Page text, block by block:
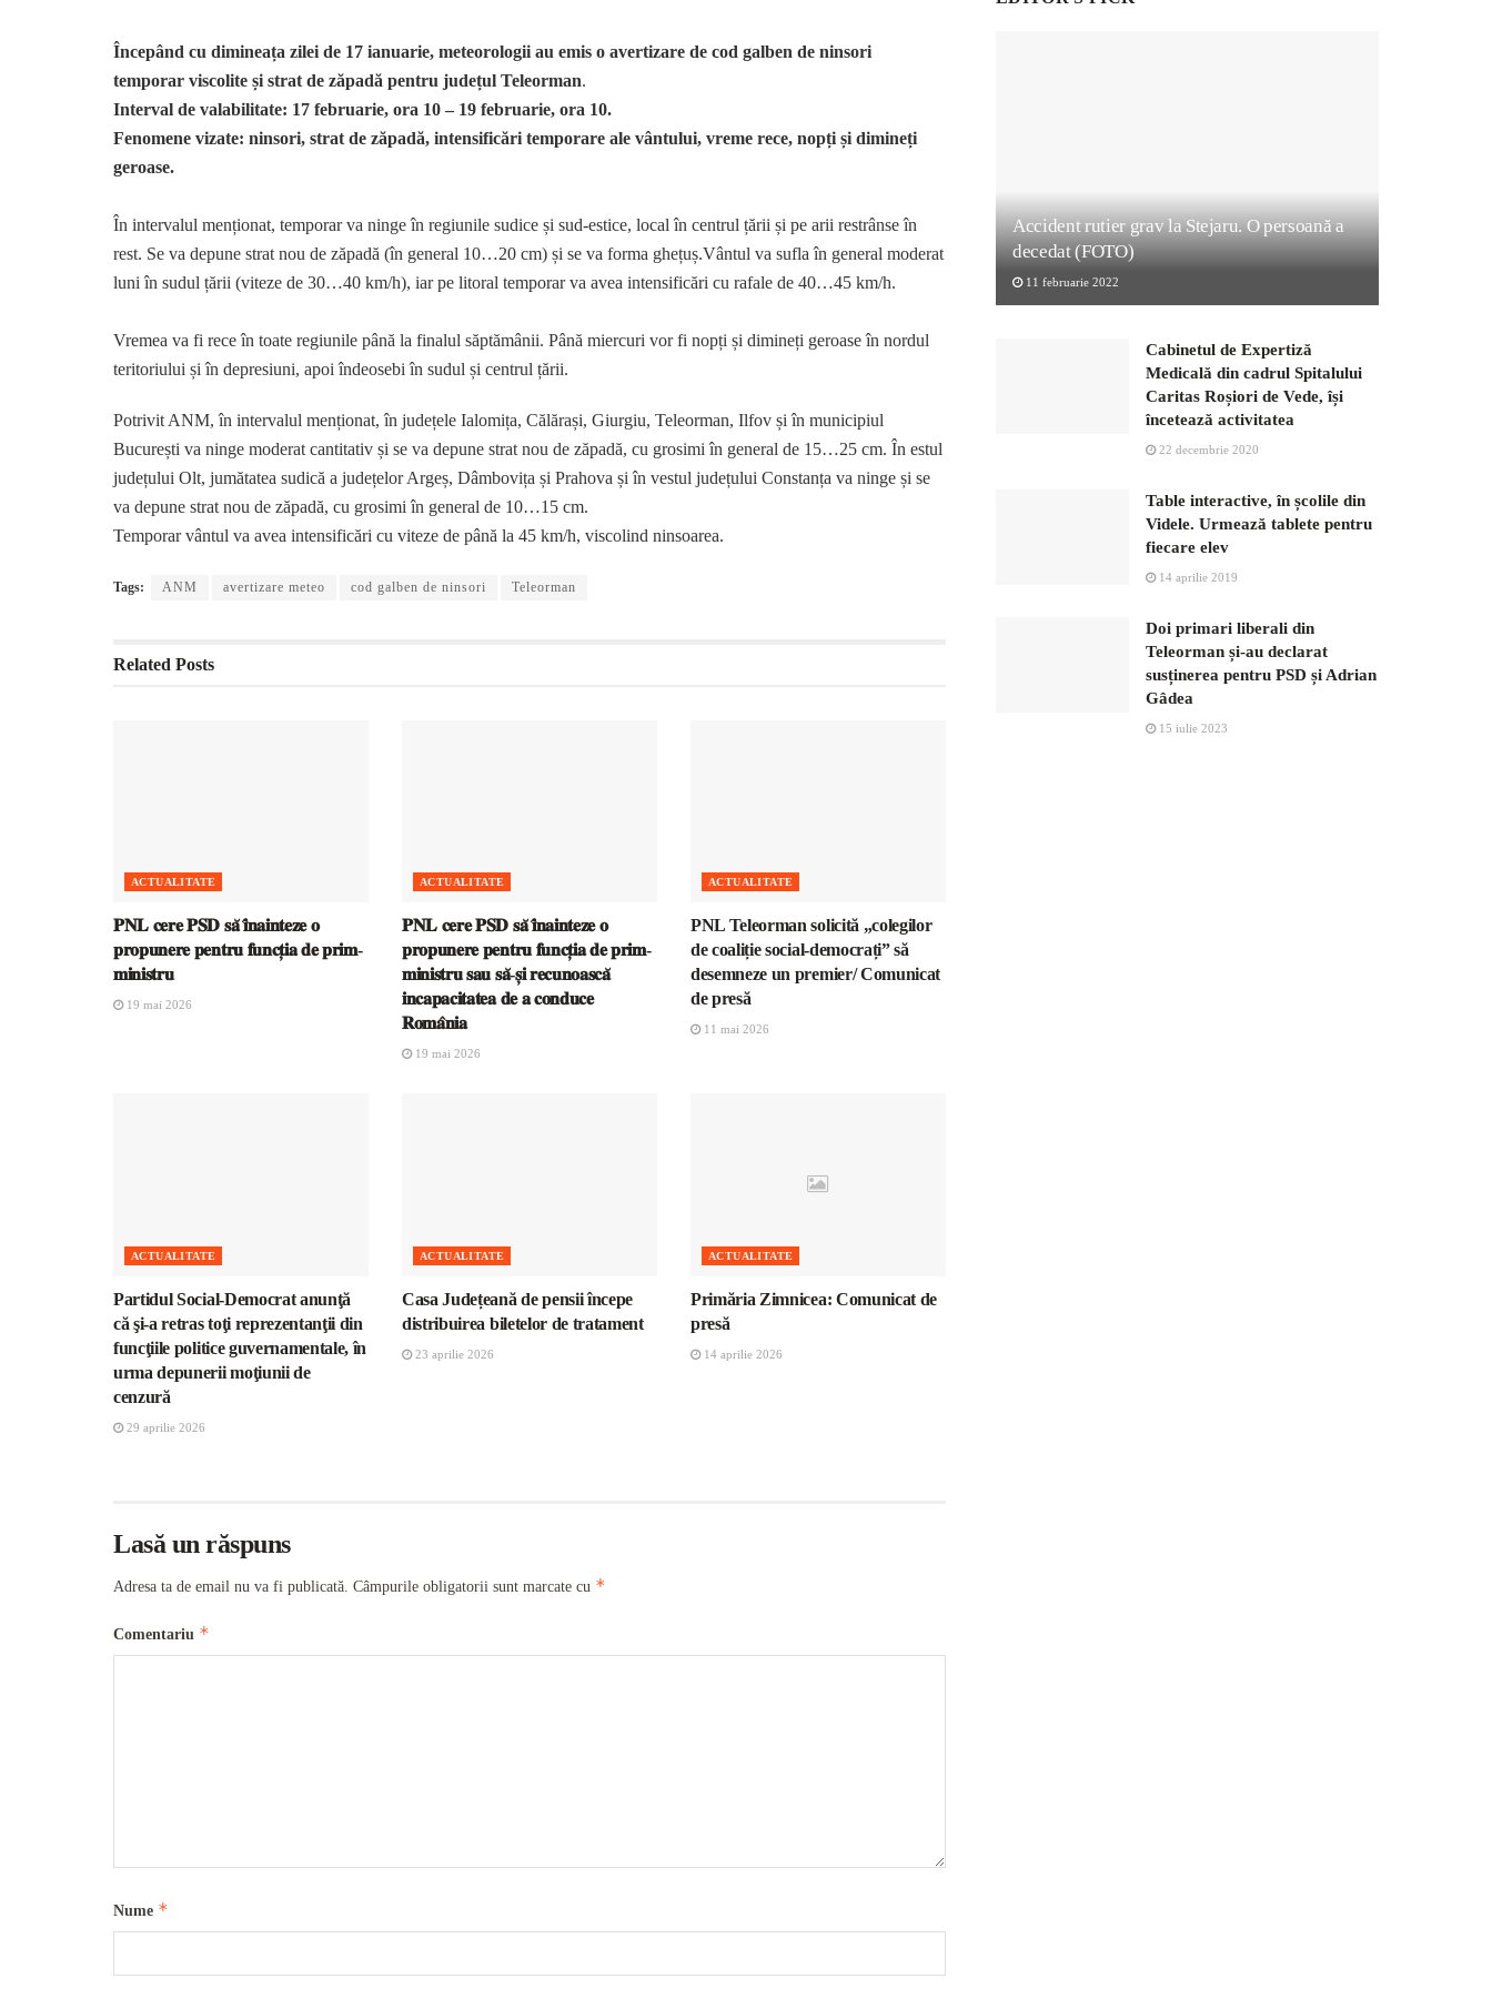
Începând cu dimineața zilei de 17 ianuarie, meteorologii au emis o avertizare de cod galben de ninsori
temporar viscolite și strat de zăpadă pentru județul Teleorman.
Interval de valabilitate: 17 februarie, ora 10 – 19 februarie, ora 10.
Fenomene vizate: ninsori, strat de zăpadă, intensificări temporare ale vântului, vreme rece, nopți și dimineți
geroase.
În intervalul menționat, temporar va ninge în regiunile sudice și sud-estice, local în centrul țării și pe arii restrânse în
rest. Se va depune strat nou de zăpadă (în general 10…20 cm) și se va forma ghețuș.Vântul va sufla în general moderat
luni în sudul țării (viteze de 30…40 km/h), iar pe litoral temporar va avea intensificări cu rafale de 40…45 km/h.
Vremea va fi rece în toate regiunile până la finalul săptămânii. Până miercuri vor fi nopți și dimineți geroase în nordul
teritoriului și în depresiuni, apoi îndeosebi în sudul și centrul țării.
Potrivit ANM, în intervalul menționat, în județele Ialomița, Călărași, Giurgiu, Teleorman, Ilfov și în municipiul
București va ninge moderat cantitativ și se va depune strat nou de zăpadă, cu grosimi în general de 15…25 cm. În estul
județului Olt, jumătatea sudică a județelor Argeș, Dâmbovița și Prahova și în vestul județului Constanța va ninge și se
va depune strat nou de zăpadă, cu grosimi în general de 10…15 cm.
Temporar vântul va avea intensificări cu viteze de până la 45 km/h, viscolind ninsoarea.
Tags: ANM avertizare meteo cod galben de ninsori Teleorman
Related Posts
ACTUALITATE
𝐏𝐍𝐋 𝐜𝐞𝐫𝐞 𝐏𝐒𝐃 𝐬𝐚̆ 𝐢̂𝐧𝐚𝐢𝐧𝐭𝐞𝐳𝐞 𝐨
𝐩𝐫𝐨𝐩𝐮𝐧𝐞𝐫𝐞 𝐩𝐞𝐧𝐭𝐫𝐮 𝐟𝐮𝐧𝐜𝐭̦𝐢𝐚 𝐝𝐞 𝐩𝐫𝐢𝐦-
𝐦𝐢𝐧𝐢𝐬𝐭𝐫𝐮
19 mai 2026
ACTUALITATE
𝐏𝐍𝐋 𝐜𝐞𝐫𝐞 𝐏𝐒𝐃 𝐬𝐚̆ 𝐢̂𝐧𝐚𝐢𝐧𝐭𝐞𝐳𝐞 𝐨
𝐩𝐫𝐨𝐩𝐮𝐧𝐞𝐫𝐞 𝐩𝐞𝐧𝐭𝐫𝐮 𝐟𝐮𝐧𝐜𝐭̦𝐢𝐚 𝐝𝐞 𝐩𝐫𝐢𝐦-
𝐦𝐢𝐧𝐢𝐬𝐭𝐫𝐮 𝐬𝐚𝐮 𝐬𝐚̆-𝐬̦𝐢 𝐫𝐞𝐜𝐮𝐧𝐨𝐚𝐬𝐜𝐚̆
𝐢𝐧𝐜𝐚𝐩𝐚𝐜𝐢𝐭𝐚𝐭𝐞𝐚 𝐝𝐞 𝐚 𝐜𝐨𝐧𝐝𝐮𝐜𝐞
𝐑𝐨𝐦𝐚̂𝐧𝐢𝐚
19 mai 2026
ACTUALITATE
PNL Teleorman solicită „colegilor
de coaliție social-democrați” să
desemneze un premier/ Comunicat
de presă
11 mai 2026
ACTUALITATE
Partidul Social-Democrat anunţă
că şi-a retras toţi reprezentanţii din
funcţiile politice guvernamentale, în
urma depunerii moţiunii de
cenzură
29 aprilie 2026
ACTUALITATE
Casa Județeană de pensii începe
distribuirea biletelor de tratament
23 aprilie 2026
ACTUALITATE
Primăria Zimnicea: Comunicat de
presă
14 aprilie 2026
Lasă un răspuns
Adresa ta de email nu va fi publicată. Câmpurile obligatorii sunt marcate cu *
Comentariu *
Nume *
Accident rutier grav la Stejaru. O persoană a
decedat (FOTO)
11 februarie 2022
Cabinetul de Expertiză
Medicală din cadrul Spitalului
Caritas Roșiori de Vede, își
încetează activitatea
22 decembrie 2020
Table interactive, în școlile din
Videle. Urmează tablete pentru
fiecare elev
14 aprilie 2019
Doi primari liberali din
Teleorman și-au declarat
susținerea pentru PSD și Adrian
Gâdea
15 iulie 2023